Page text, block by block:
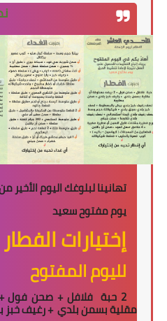
تهانينا لبلوغك اليوم الأخير
يوم مفتوح سعيد
إختيارات الفطار
لليوم المفتوح
2 حبة
مقلية بسمن بلدي + رغيف